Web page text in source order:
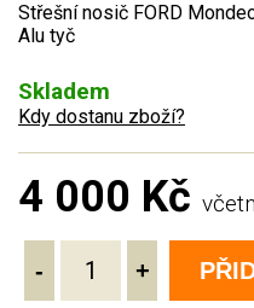
Střešní nosič FORD
Alu tyč
Skladem
Kdy dostanu zboží?
4 000 Kč
- +